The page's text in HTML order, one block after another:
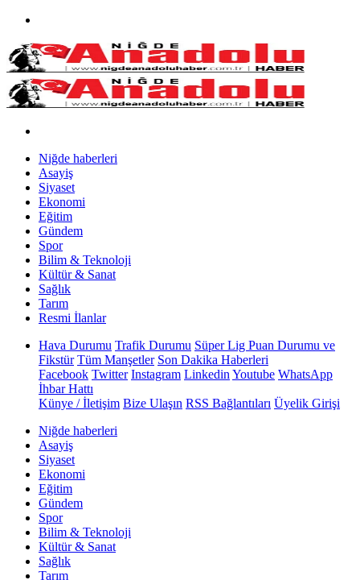
Niğde haberleri
Asayiş
Siyaset
Ekonomi
Eğitim
Gündem
Spor
Bilim & Teknoloji
Kültür & Sanat
Sağlık
Tarım
Resmi İlanlar
Hava Durumu Trafik Durumu Süper Lig Puan Durumu ve
Fikstür Tüm Manşetler Son Dakika Haberleri
Facebook Twitter Instagram Linkedin Youtube WhatsApp
İhbar Hattı
Künye / İletişim Bize Ulaşın RSS Bağlantıları Üyelik Girişi
Niğde haberleri
Asayiş
Siyaset
Ekonomi
Eğitim
Gündem
Spor
Bilim & Teknoloji
Kültür & Sanat
Sağlık
Tarım